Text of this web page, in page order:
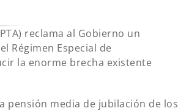
reclama al Gobierno un
Régimen Especial de
la enorme brecha existente
pensión media de jubilación de los